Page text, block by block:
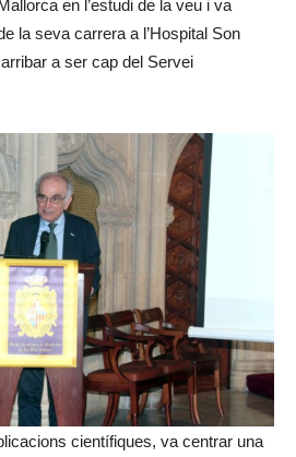
en l’estudi de la veu i va
la seva carrera a l’Hospital Son
a ser cap del Servei
científiques, va centrar una